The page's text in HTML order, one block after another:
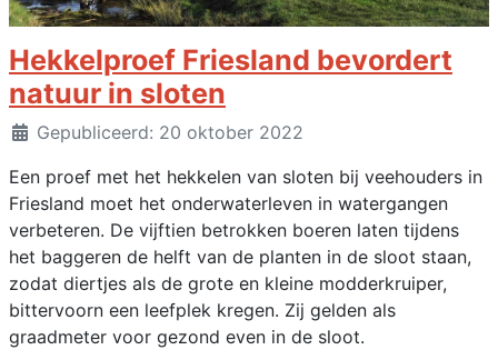
Hekkelproef Friesland bevordert
natuur in sloten
DetailsGepubliceerd: 20 oktober 2022
Een proef met het hekkelen van sloten bij veehouders in
Friesland moet het onderwaterleven in watergangen
verbeteren. De vijftien betrokken boeren laten tijdens
het baggeren de helft van de planten in de sloot staan,
zodat diertjes als de grote en kleine modderkruiper,
bittervoorn een leefplek kregen. Zij gelden als
graadmeter voor gezond even in de sloot.